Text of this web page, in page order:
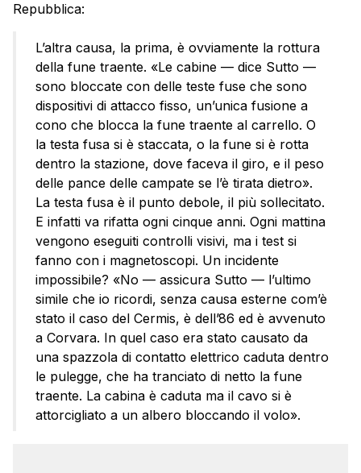
Repubblica:
L’altra causa, la prima, è ovviamente la rottura
della fune traente. «Le cabine — dice Sutto —
sono bloccate con delle teste fuse che sono
dispositivi di attacco fisso, un’unica fusione a
cono che blocca la fune traente al carrello. O
la testa fusa si è staccata, o la fune si è rotta
dentro la stazione, dove faceva il giro, e il peso
delle pance delle campate se l’è tirata dietro».
La testa fusa è il punto debole, il più sollecitato.
E infatti va rifatta ogni cinque anni. Ogni mattina
vengono eseguiti controlli visivi, ma i test si
fanno con i magnetoscopi. Un incidente
impossibile? «No — assicura Sutto — l’ultimo
simile che io ricordi, senza causa esterne com’è
stato il caso del Cermis, è dell’86 ed è avvenuto
a Corvara. In quel caso era stato causato da
una spazzola di contatto elettrico caduta dentro
le pulegge, che ha tranciato di netto la fune
traente. La cabina è caduta ma il cavo si è
attorcigliato a un albero bloccando il volo».